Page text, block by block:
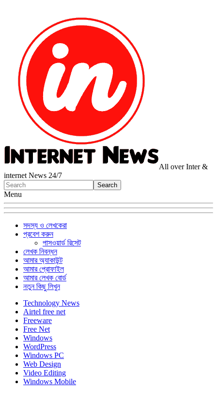
All over Inter &
internet News 24/7
Menu
সদস্য ও লেখকেরা
প্রবেশ করুন
পাসওয়ার্ড রিসেট
লেখক নিবন্ধন
আমার অ্যাকাউন্ট
আমার প্রোফাইল
আমার লেখক বোর্ড
নতুন কিছু লিখুন
Technology News
Airtel free net
Freeware
Free Net
Windows
WordPress
Windows PC
Web Design
Video Editing
Windows Mobile